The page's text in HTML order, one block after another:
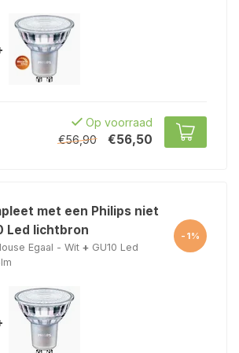
Op voorraad
€56,90
€56,50
met een Philips niet
Led lichtbron
Egaal - Wit + GU10 Led
-1%